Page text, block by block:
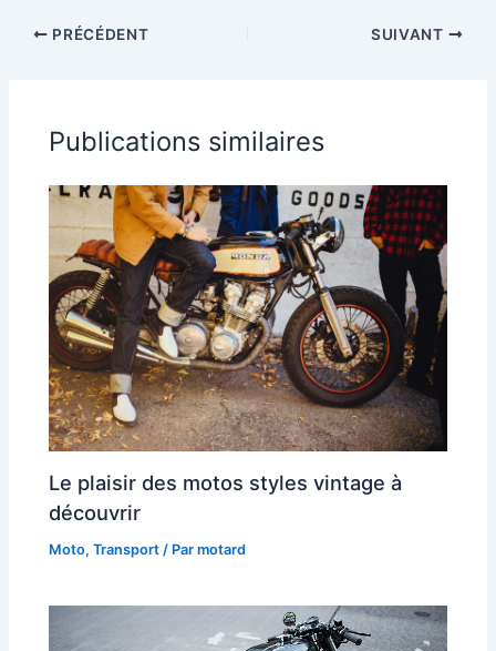
d’accélération et
PRÉCÉDENT SUIVANT
Publications similaires
Le plaisir des motos styles vintage à
découvrir
Moto,Transport / Parmotard